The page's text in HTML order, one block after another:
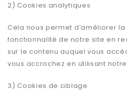
2) Cookies analytiques
Cela nous permet d’améliorer
fonctionnalité de notre site en
sur le contenu auquel vous
vous accrochez en utilisant
3) Cookies de ciblage